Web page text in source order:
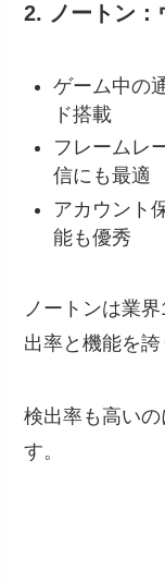
2. ノートン：
ゲーム中の
ド搭載
フレームレ
信にも最適
アカウント
能も優秀
ノートンは業
出率と機能を誇
検出率も高い
す。